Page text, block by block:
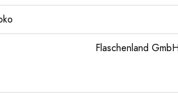
Flaschenland